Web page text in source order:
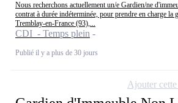
Nous recherchons actuellement un/e Gardien/ne
contrat à durée indéterminée, pour prendre en charge la
Tremblay-en-France (93),...
CDI - Temps plein
Publié il y a plus de 30 jours
Ajouter